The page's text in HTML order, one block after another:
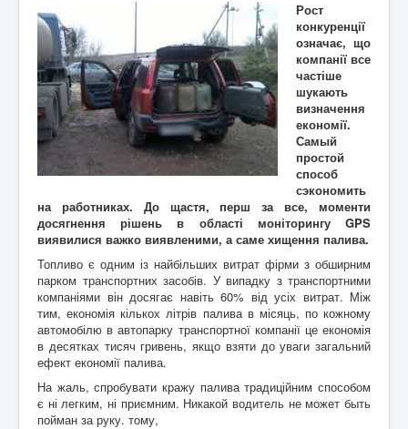
Рост
конкуренції
означає, що
компанії все
частіше
шукають
визначення
економії.
Самый
простой
способ
сэкономить
на работниках. До щастя, перш за все, моменти
досягнення рішень в області моніторингу GPS
виявилися важко виявленими, а саме хищення палива.
Топливо є одним із найбільших витрат фірми з обширним
парком транспортних засобів. У випадку з транспортними
компаніями він досягає навіть 60% від усіх витрат. Між
тим, економія кількох літрів палива в місяць, по кожному
автомобілю в автопарку транспортної компанії це економія
в десятках тисяч гривень, якщо взяти до уваги загальний
ефект економії палива.
На жаль, спробувати кражу палива традиційним способом
є ні легким, ні приємним. Никакой водитель не может быть
пойман за руку. тому,